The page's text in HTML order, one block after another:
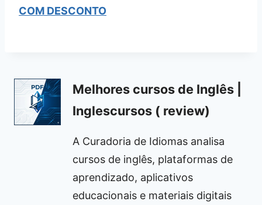
COM DESCONTO
Melhores cursos de Inglês |
Inglescursos ( review)
A Curadoria de Idiomas analisa
cursos de inglês, plataformas de
aprendizado, aplicativos
educacionais e materiais digitais